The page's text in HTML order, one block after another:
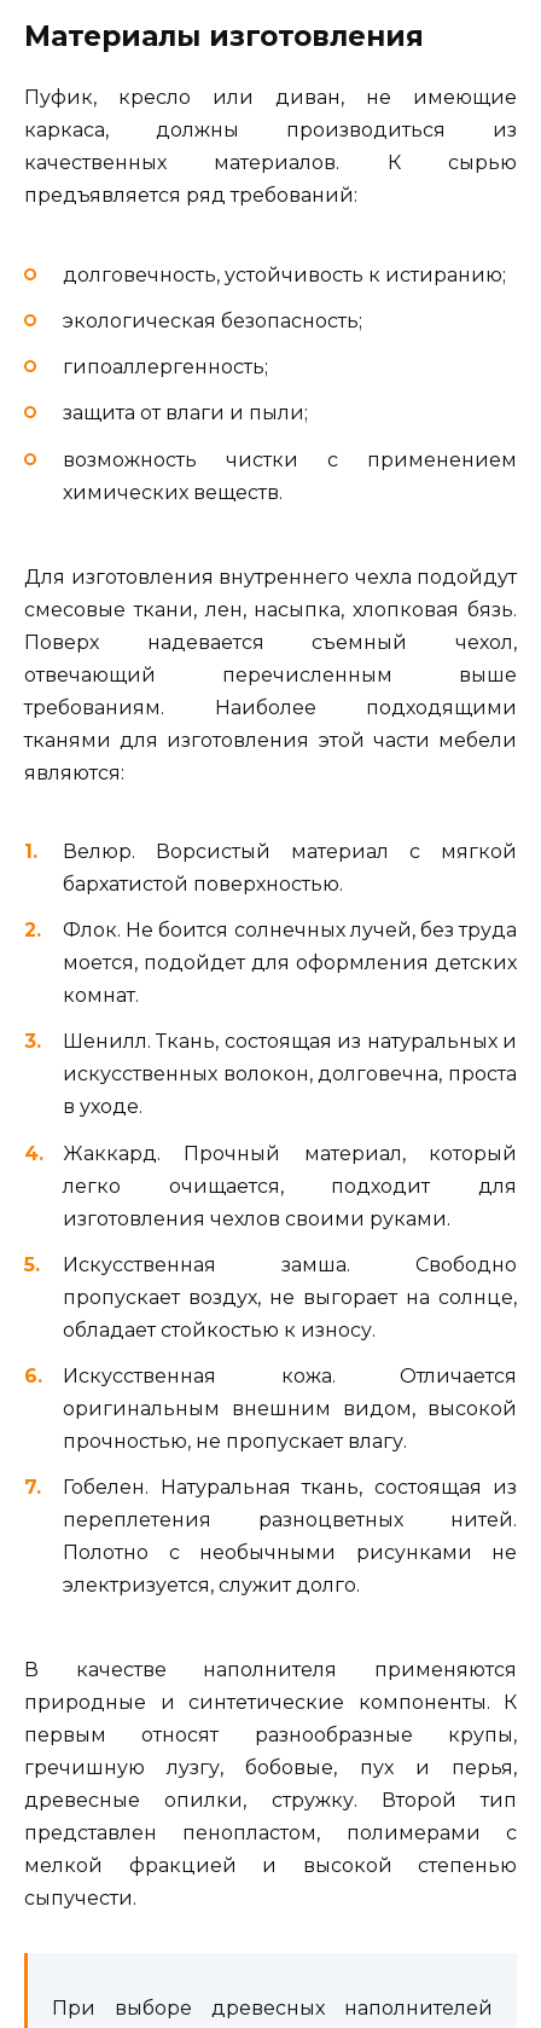
Материалы изготовления
Пуфик, кресло или диван, не имеющие
каркаса, должны производиться из
качественных материалов. К сырью
предъявляется ряд требований:
долговечность, устойчивость к истиранию;
экологическая безопасность;
гипоаллергенность;
защита от влаги и пыли;
возможность чистки с применением
химических веществ.
Для изготовления внутреннего чехла подойдут
смесовые ткани, лен, насыпка, хлопковая бязь.
Поверх надевается съемный чехол,
отвечающий перечисленным выше
требованиям. Наиболее подходящими
тканями для изготовления этой части мебели
являются:
Велюр. Ворсистый материал с мягкой
бархатистой поверхностью.
Флок. Не боится солнечных лучей, без труда
моется, подойдет для оформления детских
комнат.
Шенилл. Ткань, состоящая из натуральных и
искусственных волокон, долговечна, проста
в уходе.
Жаккард. Прочный материал, который
легко очищается, подходит для
изготовления чехлов своими руками.
Искусственная замша. Свободно
пропускает воздух, не выгорает на солнце,
обладает стойкостью к износу.
Искусственная кожа. Отличается
оригинальным внешним видом, высокой
прочностью, не пропускает влагу.
Гобелен. Натуральная ткань, состоящая из
переплетения разноцветных нитей.
Полотно с необычными рисунками не
электризуется, служит долго.
В качестве наполнителя применяются
природные и синтетические компоненты. К
первым относят разнообразные крупы,
гречишную лузгу, бобовые, пух и перья,
древесные опилки, стружку. Второй тип
представлен пенопластом, полимерами с
мелкой фракцией и высокой степенью
сыпучести.
При выборе древесных наполнителей